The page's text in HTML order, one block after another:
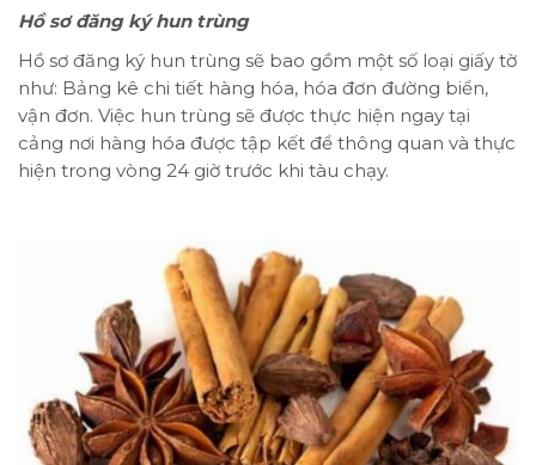
Hồ sơ đăng ký hun trùng
Hồ sơ đăng ký hun trùng sẽ bao gồm một số loại giấy tờ
như: Bảng kê chi tiết hàng hóa, hóa đơn đường biển,
vận đơn. Việc hun trùng sẽ được thực hiện ngay tại
cảng nơi hàng hóa được tập kết để thông quan và thực
hiện trong vòng 24 giờ trước khi tàu chạy.